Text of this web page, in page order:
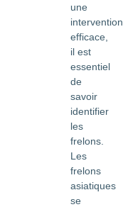
une
intervention
efficace,
il est
essentiel
de
savoir
identifier
les
frelons.
Les
frelons
asiatiques
se